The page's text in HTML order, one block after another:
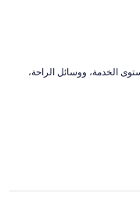
عناصر نالت الإعجاب: ⁦النظافة⁩، و⁦العاملون ومستوى الخدمة⁩، و⁦وسائل الراحة⁩،